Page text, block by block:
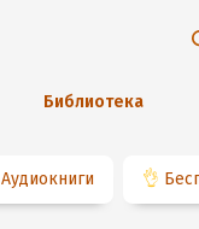
Библиотека
Аудиокниги 👌